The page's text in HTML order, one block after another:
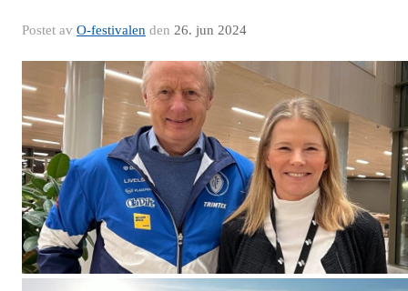
Postet av O-festivalen den 26. jun 2024